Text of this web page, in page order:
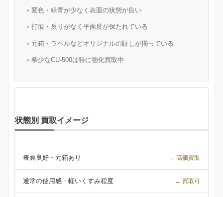
変色・緑青が少なく表面の状態が良い
打痕・反りがなく平面度が保たれている
元箱・ラベルなどオリジナルの証しが揃っている
希少なCU-500は特に強化買取中
状態別 買取イメージ
表面良好・元箱あり → 高価買取
通常の使用感・軽いくすみ程度 → 買取可